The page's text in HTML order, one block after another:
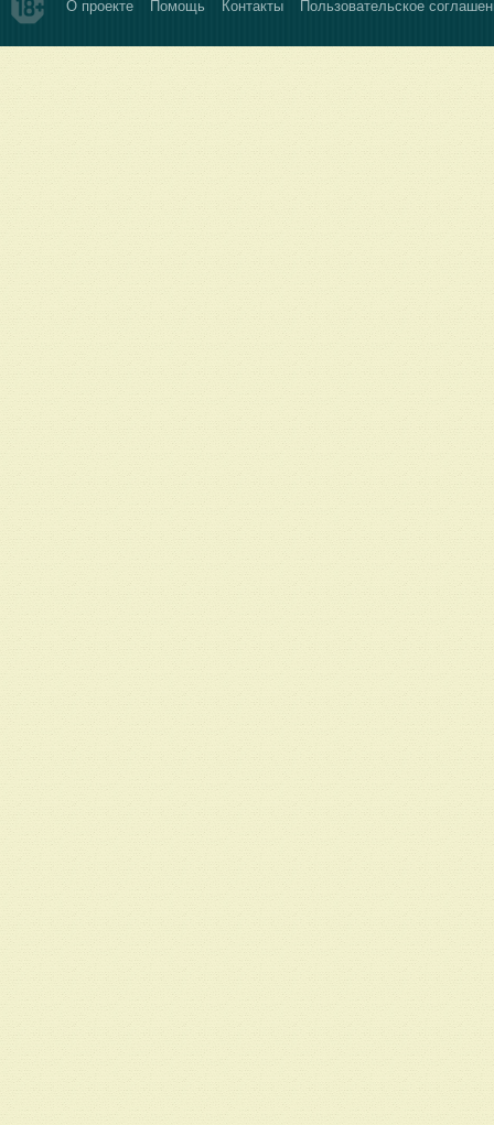
О проекте Помощь Контакты Пользовательское